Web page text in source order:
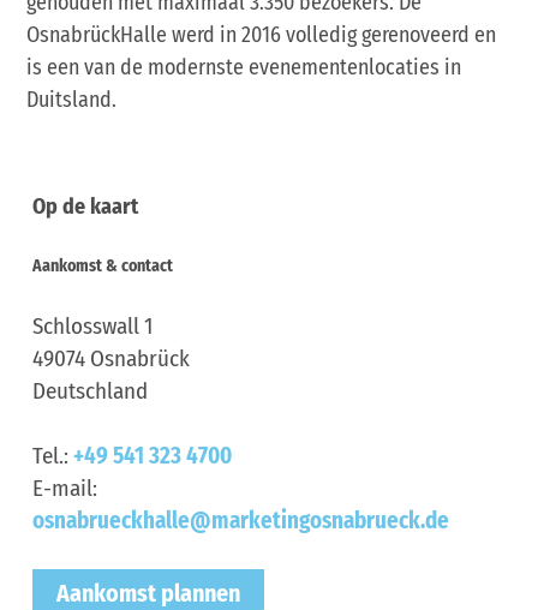
OsnabrückHalle werd in 2016 volledig gerenoveerd en
is een van de modernste evenementenlocaties in
Duitsland.
Op de kaart
Aankomst & contact
Schlosswall 1
49074 Osnabrück
Deutschland
Tel.: +49 541 323 4700
E-mail:
osnabrueckhalle@marketingosnabrueck.de
Aankomst plannen